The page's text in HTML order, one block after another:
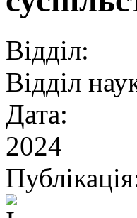
Відділ:
Відділ
Дата:
2024